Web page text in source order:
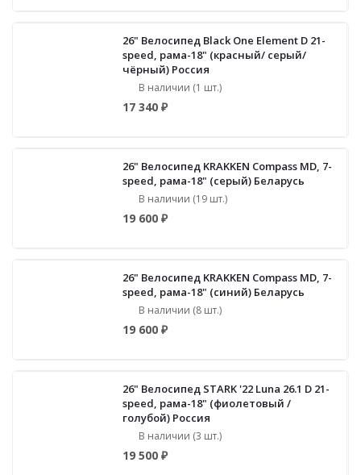
26" Велосипед Black One Element D 21-
speed, рама-18" (красный/ серый/
чёрный) Россия
В наличии (1 шт.)
17 340 ₽
26" Велосипед KRAKKEN Compass MD, 7-
speed, рама-18" (серый) Беларусь
В наличии (19 шт.)
19 600 ₽
26" Велосипед KRAKKEN Compass MD, 7-
speed, рама-18" (синий) Беларусь
В наличии (8 шт.)
19 600 ₽
26" Велосипед STARK '22 Luna 26.1 D 21-
speed, рама-18" (фиолетовый /
голубой) Россия
В наличии (3 шт.)
19 500 ₽